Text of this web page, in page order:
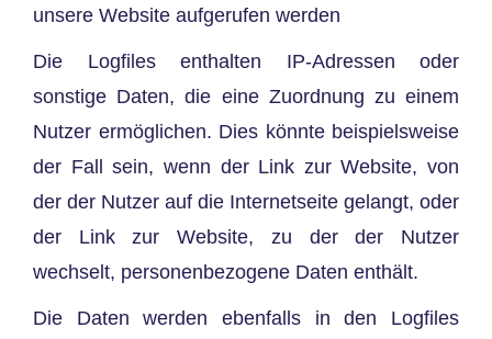
unsere Website aufgerufen werden
Die Logfiles enthalten IP-Adressen oder
sonstige Daten, die eine Zuordnung zu einem
Nutzer ermöglichen. Dies könnte beispielsweise
der Fall sein, wenn der Link zur Website, von
der der Nutzer auf die Internetseite gelangt, oder
der Link zur Website, zu der der Nutzer
wechselt, personenbezogene Daten enthält.
Die Daten werden ebenfalls in den Logfiles